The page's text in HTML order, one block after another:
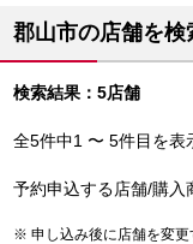
郡山市の店舗を
検索結果：5店舗
全5件中1 〜 5件目を表
予約申込する店舗/購入
申し込み後に店舗を変更